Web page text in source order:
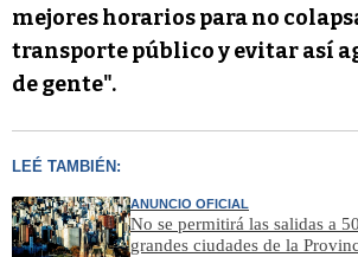
mejores horarios para no
transporte público y evitar así
de gente".
LEÉ TAMBIÉN:
ANUNCIO OFICIAL
No se permitirá las salidas a
grandes ciudades de la